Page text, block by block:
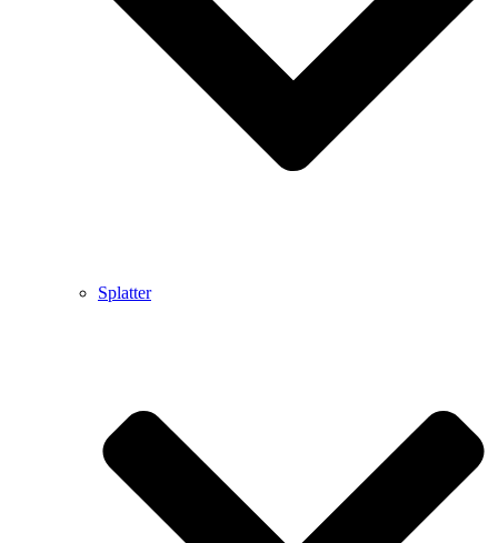
Splatter